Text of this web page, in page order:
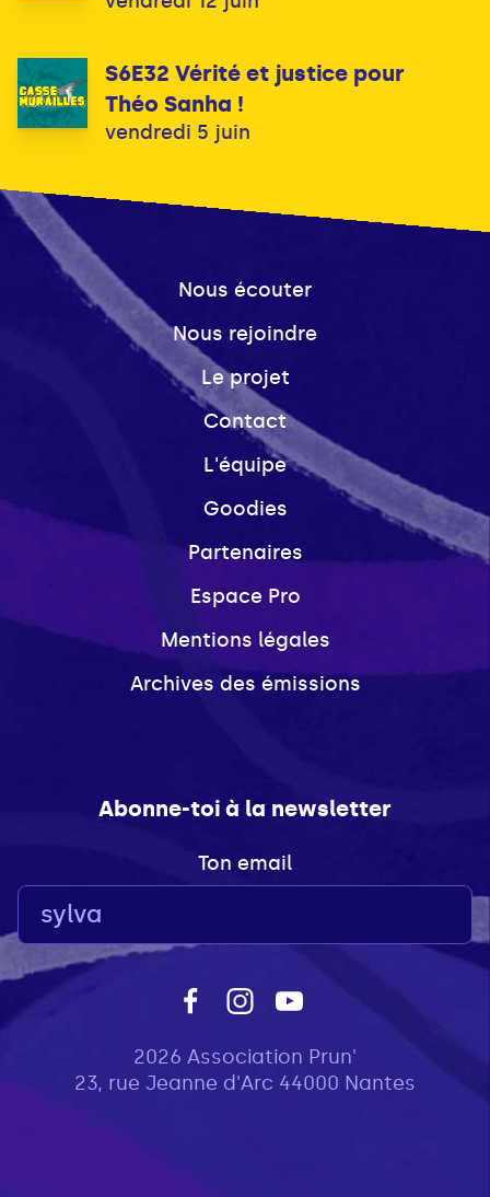
S6E32 Vérité et justice pour
Théo Sanha !
vendredi 5 juin
Nous écouter
Nous rejoindre
Le projet
Contact
L'équipe
Goodies
Partenaires
Espace Pro
Mentions légales
Archives des émissions
Abonne-toi à la newsletter
Ton email
2026 Association Prun'
23, rue Jeanne d'Arc 44000 Nantes